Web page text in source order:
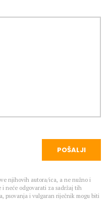
POŠALJI
njihovih autora/ica, a ne nužno i
i neće odgovarati za sadržaj tih
psovanja i vulgaran riječnik mogu biti